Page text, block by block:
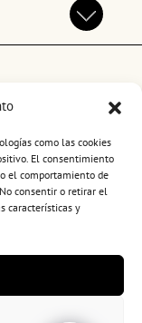
como las cookies
El consentimiento
el comportamiento de
consentir o retirar el
características y
de cookies